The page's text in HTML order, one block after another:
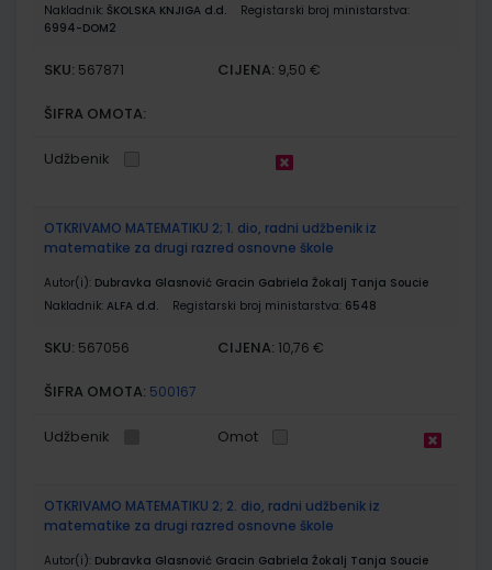
Nakladnik: ŠKOLSKA KNJIGA d.d.
Registarski broj ministarstva:
6994-DOM2
SKU: 567871 CIJENA: 9,50 €
ŠIFRA OMOTA:
Udžbenik
OTKRIVAMO MATEMATIKU 2; 1. dio, radni udžbenik iz
matematike za drugi razred osnovne škole
Autor(i): Dubravka Glasnović Gracin Gabriela Žokalj Tanja Soucie
Nakladnik: ALFA d.d. Registarski broj ministarstva: 6548
SKU: 567056 CIJENA: 10,76 €
ŠIFRA OMOTA: 500167
Udžbenik Omot
OTKRIVAMO MATEMATIKU 2; 2. dio, radni udžbenik iz
matematike za drugi razred osnovne škole
Autor(i): Dubravka Glasnović Gracin Gabriela Žokalj Tanja Soucie